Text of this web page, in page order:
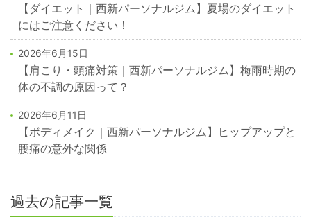
【ダイエット｜西新パーソナルジム】夏場のダイエット
にはご注意ください！
2026年6月15日
【肩こり・頭痛対策｜西新パーソナルジム】梅雨時期の
体の不調の原因って？
2026年6月11日
【ボディメイク｜西新パーソナルジム】ヒップアップと
腰痛の意外な関係
過去の記事一覧